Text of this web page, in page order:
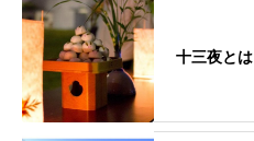
十三夜とは